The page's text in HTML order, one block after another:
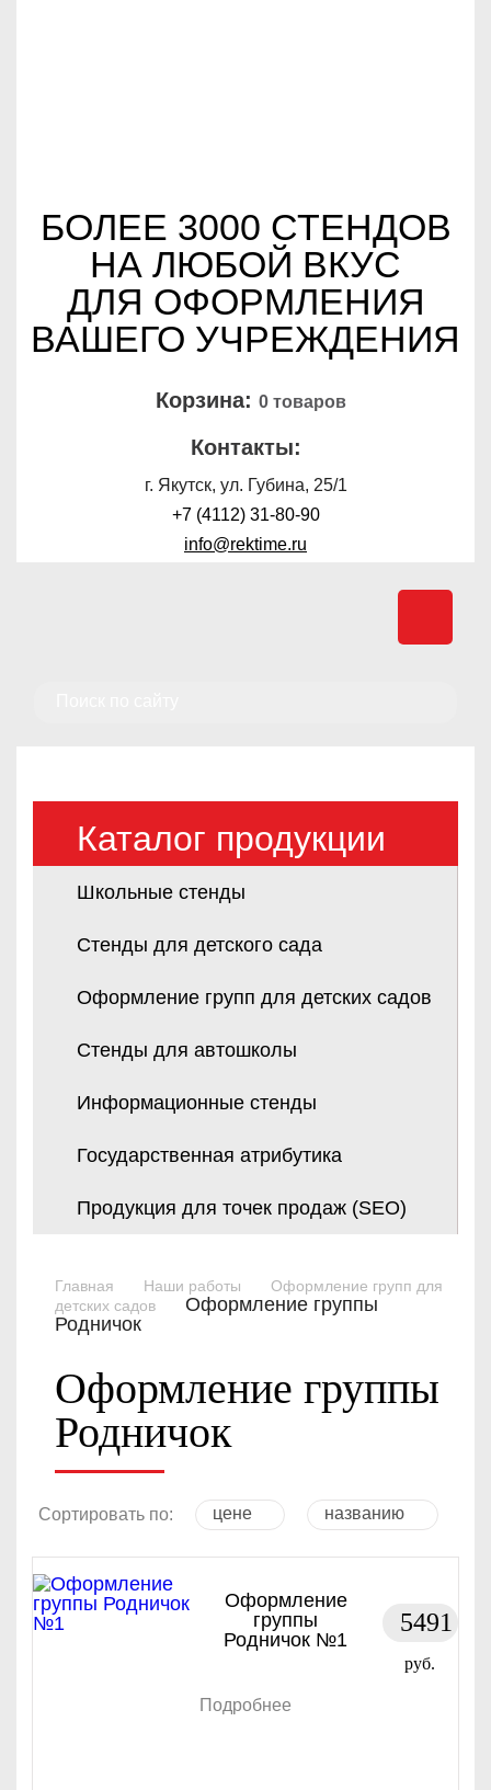
БОЛЕЕ 3000 СТЕНДОВ
НА ЛЮБОЙ ВКУС
ДЛЯ ОФОРМЛЕНИЯ
ВАШЕГО УЧРЕЖДЕНИЯ
Корзина: 0 товаров
Контакты:
г. Якутск, ул. Губина, 25/1
+7 (4112) 31-80-90
info@rektime.ru
Каталог продукции
Школьные стенды
Стенды для детского сада
Оформление групп для детских садов
Стенды для автошколы
Информационные стенды
Государственная атрибутика
Продукция для точек продаж (SEO)
Главная Наши работы
Оформление групп для
детских садов
Оформление группы
Родничок
Оформление группы
Родничок
Сортировать по: цене названию
Оформление
группы
Родничок №1
5491
руб.
Подробнее